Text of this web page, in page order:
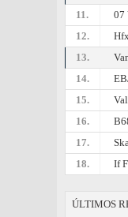
11.
07
12.
13.
14.
15.
16.
17.
18.
If
ÚLTIMOS